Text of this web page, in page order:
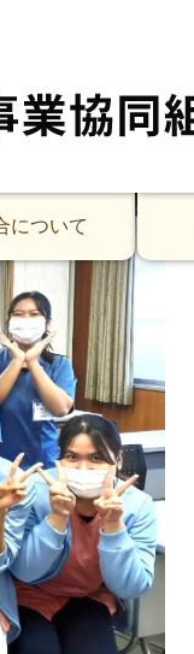
について
ア、イルー、デ